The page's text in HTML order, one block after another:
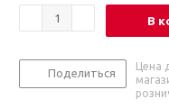
В
Поделиться
Цена